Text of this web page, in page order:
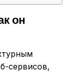
он
сервисов,